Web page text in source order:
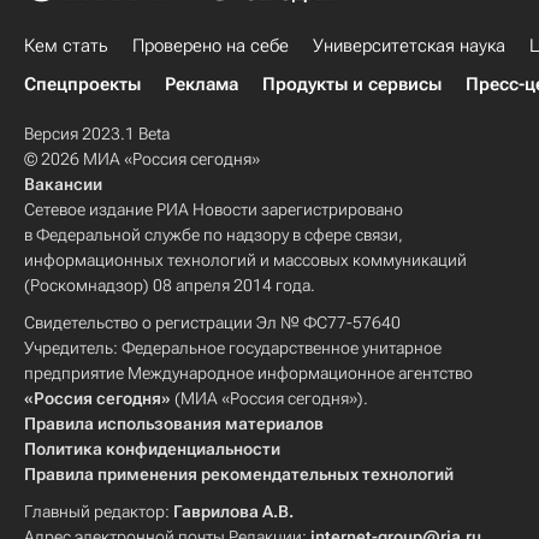
МГУ имени М. В. Ломоносова
Московская консерватория имени П. И. Чайковского
МГТУ имени Баумана
РЭУ имени Г. В. Плеханова
Московский энергетический институт
Казанский (Приволжский) федеральный университет
Новосибирский государственный технический университет
Quacquarelli Symonds
Томский государственный университет
МГУ имени М. В. Ломоносова
Санкт-Петербургский государственный университет
Кем стать Проверено на себе Университетская наука
Спецпроекты
Реклама Продукты и сервисы Пресс-
Версия 2023.1 Beta
© 2026 МИА «Россия сегодня»
Вакансии
Сетевое издание РИА Новости зарегистрировано
в Федеральной службе по надзору в сфере связи,
информационных технологий и массовых коммуникаций
(Роскомнадзор) 08 апреля 2014 года.
Свидетельство о регистрации Эл № ФС77-57640
Учредитель: Федеральное государственное унитарное
предприятие Международное информационное агентство
«Россия сегодня» (МИА «Россия сегодня»).
Правила использования материалов
Политика конфиденциальности
Правила применения рекомендательных технологий
Главный редактор: Гаврилова А.В.